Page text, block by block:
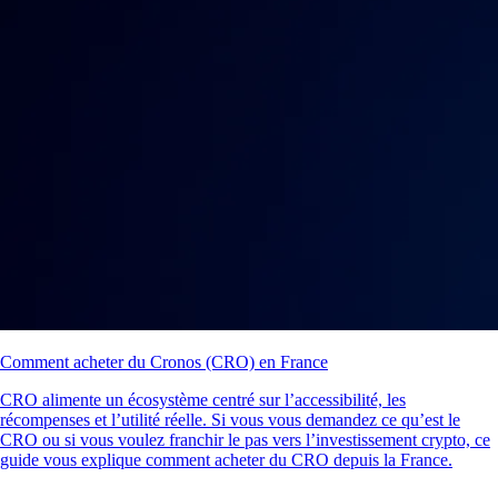
Comment acheter du Cronos (CRO) en France
CRO alimente un écosystème centré sur l’accessibilité, les
récompenses et l’utilité réelle. Si vous vous demandez ce qu’est le
CRO ou si vous voulez franchir le pas vers l’investissement crypto, ce
guide vous explique comment acheter du CRO depuis la France.